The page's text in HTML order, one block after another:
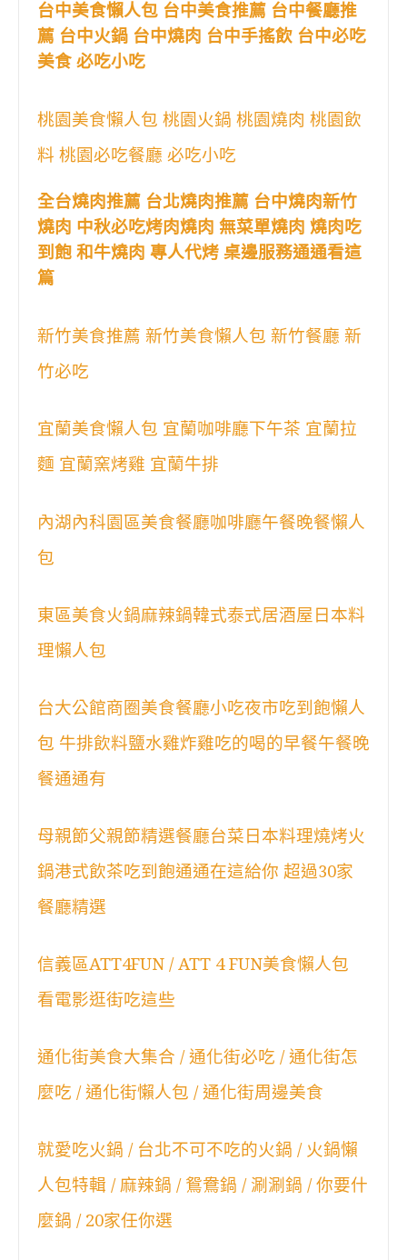
台中美食懶人包 台中美食推薦 台中餐廳推
薦 台中火鍋 台中燒肉 台中手搖飲 台中必吃
美食 必吃小吃
桃園美食懶人包 桃園火鍋 桃園燒肉 桃園飲
料 桃園必吃餐廳 必吃小吃
全台燒肉推薦 台北燒肉推薦 台中燒肉新竹
燒肉 中秋必吃烤肉燒肉 無菜單燒肉 燒肉吃
到飽 和牛燒肉 專人代烤 桌邊服務通通看這
篇
新竹美食推薦 新竹美食懶人包 新竹餐廳 新
竹必吃
宜蘭美食懶人包 宜蘭咖啡廳下午茶 宜蘭拉
麵 宜蘭窯烤雞 宜蘭牛排
內湖內科園區美食餐廳咖啡廳午餐晚餐懶人
包
東區美食火鍋麻辣鍋韓式泰式居酒屋日本料
理懶人包
台大公館商圈美食餐廳小吃夜市吃到飽懶人
包 牛排飲料鹽水雞炸雞吃的喝的早餐午餐晚
餐通通有
母親節父親節精選餐廳台菜日本料理燒烤火
鍋港式飲茶吃到飽通通在這給你 超過30家
餐廳精選
信義區ATT4FUN / ATT 4 FUN美食懶人包
看電影逛街吃這些
通化街美食大集合 / 通化街必吃 / 通化街怎
麼吃 / 通化街懶人包 / 通化街周邊美食
就愛吃火鍋 / 台北不可不吃的火鍋 / 火鍋懶
人包特輯 / 麻辣鍋 / 鴛鴦鍋 / 涮涮鍋 / 你要什
麼鍋 / 20家任你選